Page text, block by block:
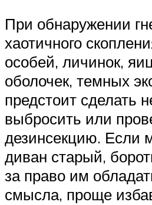
При обнаружении
хаотичного
особей, личинок,
оболочек, темных
предстоит сделать
выбросить или
дезинсекцию. Если
диван старый,
за право им
смысла, проще